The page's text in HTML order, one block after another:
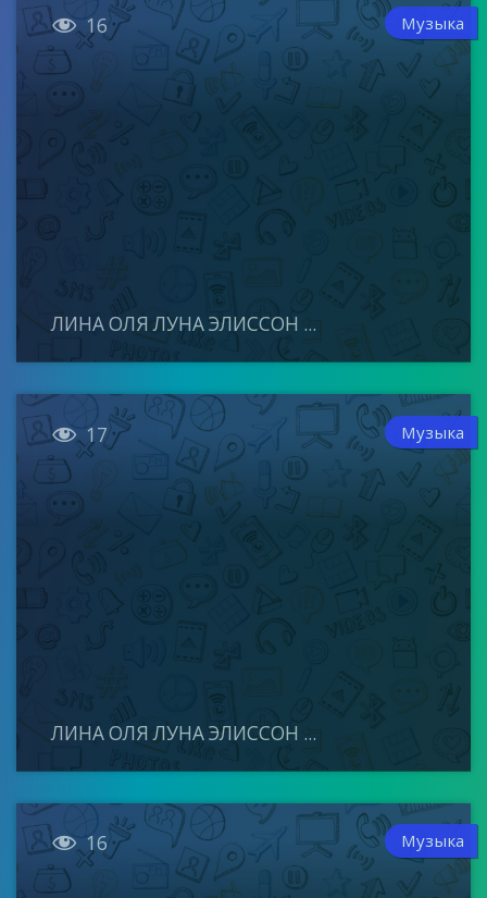
 16 Музыка
ЛИНА ОЛЯ ЛУНА ЭЛИССОН ...
 17 Музыка
ЛИНА ОЛЯ ЛУНА ЭЛИССОН ...
 16 Музыка